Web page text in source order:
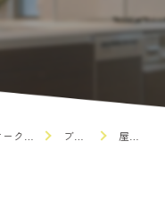
ブログ 屋根🧐